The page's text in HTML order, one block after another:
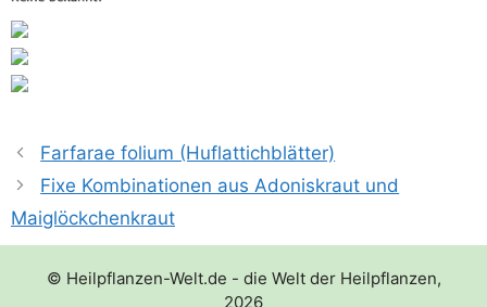
Farfarae folium (Huflattichblätter)
Fixe Kombinationen aus Adoniskraut und
Maiglöckchenkraut
© Heilpflanzen-Welt.de - die Welt der Heilpflanzen,
2026